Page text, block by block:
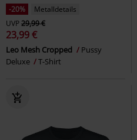
-20%
Metalldetails
UVP29,99 €
23,99 €
Leo Mesh Cropped
Pussy
Deluxe
T-Shirt